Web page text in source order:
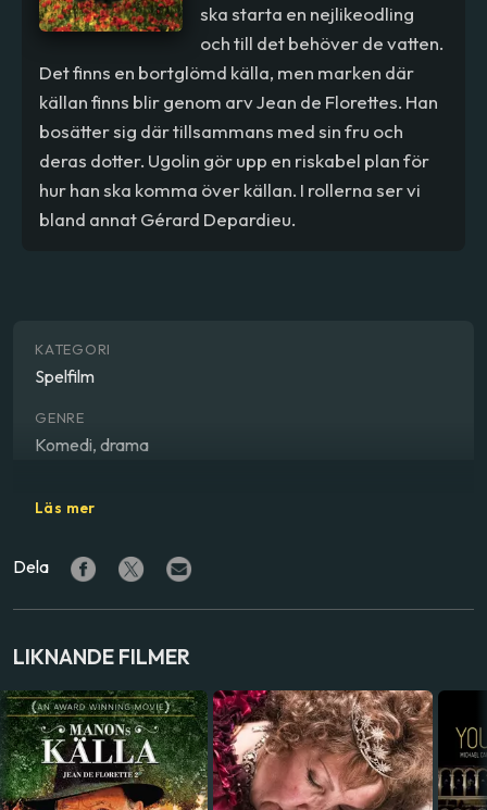
ska starta en nejlikeodling
och till det behöver de vatten.
Det finns en bortglömd källa, men marken där
källan finns blir genom arv Jean de Florettes. Han
bosätter sig där tillsammans med sin fru och
deras dotter. Ugolin gör upp en riskabel plan för
hur han ska komma över källan. I rollerna ser vi
bland annat Gérard Depardieu.
KATEGORI
Spelfilm
GENRE
Komedi, drama
Claude Berri
SKÅDESPELARE
LAND
Frankrike,Italien,Schweiz
SPRÅK
Franska
Läs mer
Dela
LIKNANDE FILMER